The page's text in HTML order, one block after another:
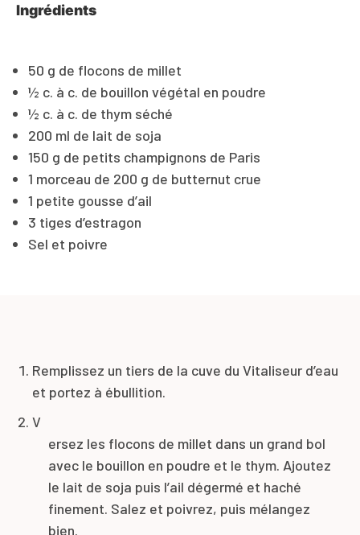
Ingrédients
50 g de flocons de millet
½ c. à c. de bouillon végétal en poudre
½ c. à c. de thym séché
200 ml de lait de soja
150 g de petits champignons de Paris
1 morceau de 200 g de butternut crue
1 petite gousse d’ail
3 tiges d’estragon
Sel et poivre
Remplissez un tiers de la cuve du Vitaliseur d’eau
et portez à ébullition.
V
ersez les flocons de millet dans un grand bol
avec le bouillon en poudre et le thym. Ajoutez
le lait de soja puis l’ail dégermé et haché
finement. Salez et poivrez, puis mélangez
bien.